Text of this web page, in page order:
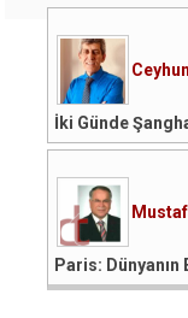
İki Günde
Paris: